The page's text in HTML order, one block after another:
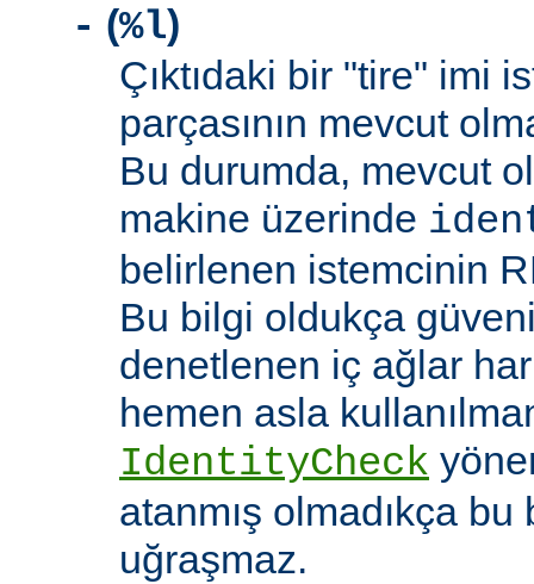
- (%l)
Çıktıdaki bir "tire" imi
parçasının mevcut
Bu durumda, mevcut
makine üzerinde
belirlenen istemcinin
Bu bilgi oldukça
denetlenen iç ağlar
hemen asla
IdentityCheck
atanmış olmadıkça
uğraşmaz.